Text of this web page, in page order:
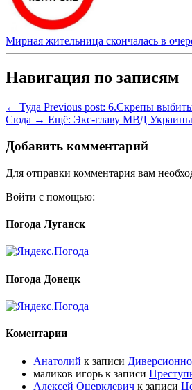
Мирная жительница скончалась в
Навигация по записям
← Туда Previous post: 6.Скрепы
Сюда → Ещё: Экс-главу МВД Украины
Добавить комментарий
Для отправки комментария вам
Войти с помощью:
Погода Луганск
Погода Донецк
Коментарии
Анатолий к записи
маликов игорь к записи
Алексей Оцерклевич к записи